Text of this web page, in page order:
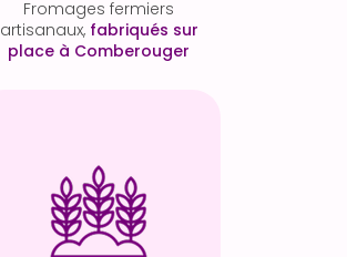
Fromages fermiers
artisanaux, fabriqués sur
place à Comberouger